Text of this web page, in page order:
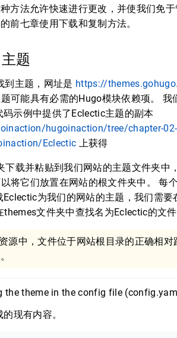
方法允许快速进行更改，并使我们免
前七章使用下载和复制方法。
题
到主题，网址是 https://
可能具有必需的Hugo模块依赖项。
示例中提供了Eclectic主题的副本
hugoinaction/tree/chapter-
Eclectic 上获得
下载并粘贴到我们网站的主题文件夹中
将它们放置在网站的根文件夹中。 每
为我们的网站的主题，我们需
文件夹中查找名为Eclectic的文
源中，文件位于网站根目录的正确相
the theme in the config file
现有内容。